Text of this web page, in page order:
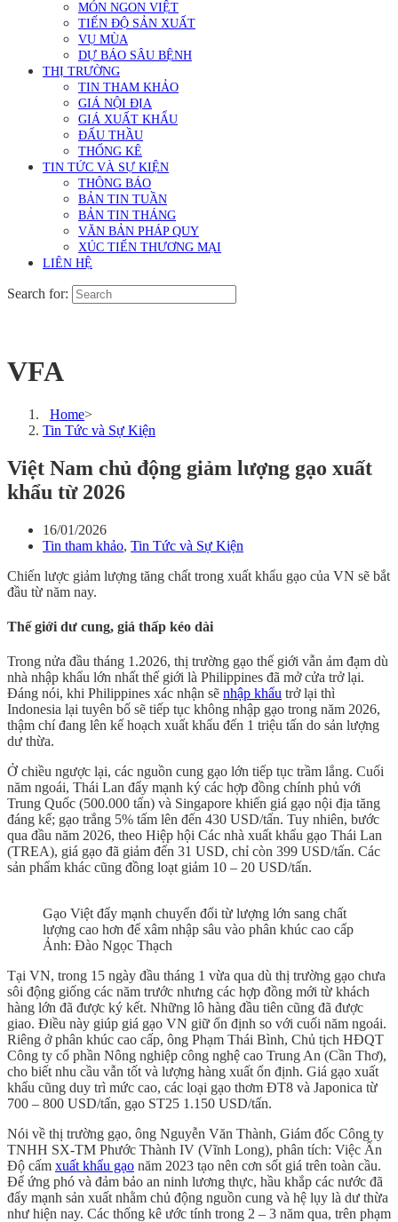
MÓN NGON VIỆT
TIẾN ĐỘ SẢN XUẤT
VỤ MÙA
DỰ BÁO SÂU BỆNH
THỊ TRƯỜNG
TIN THAM KHẢO
GIÁ NỘI ĐỊA
GIÁ XUẤT KHẨU
ĐẤU THẦU
THỐNG KÊ
TIN TỨC VÀ SỰ KIỆN
THÔNG BÁO
BẢN TIN TUẦN
BẢN TIN THÁNG
VĂN BẢN PHÁP QUY
XÚC TIẾN THƯƠNG MẠI
LIÊN HỆ
Search for:
VFA
Home>
Tin Tức và Sự Kiện
Việt Nam chủ động giảm lượng gạo xuất
khẩu từ 2026
16/01/2026
Tin tham khảo, Tin Tức và Sự Kiện
Chiến lược giảm lượng tăng chất trong xuất khẩu gạo của VN sẽ bắt
đầu từ năm nay.
Thế giới dư cung, giá thấp kéo dài
Trong nửa đầu tháng 1.2026, thị trường gạo thế giới vẫn ảm đạm dù
nhà nhập khẩu lớn nhất thế giới là Philippines đã mở cửa trở lại.
Đáng nói, khi Philippines xác nhận sẽ nhập khẩu trở lại thì
Indonesia lại tuyên bố sẽ tiếp tục không nhập gạo trong năm 2026,
thậm chí đang lên kế hoạch xuất khẩu đến 1 triệu tấn do sản lượng
dư thừa.
Ở chiều ngược lại, các nguồn cung gạo lớn tiếp tục trầm lắng. Cuối
năm ngoái, Thái Lan đẩy mạnh ký các hợp đồng chính phủ với
Trung Quốc (500.000 tấn) và Singapore khiến giá gạo nội địa tăng
đáng kể; gạo trắng 5% tấm lên đến 430 USD/tấn. Tuy nhiên, bước
qua đầu năm 2026, theo Hiệp hội Các nhà xuất khẩu gạo Thái Lan
(TREA), giá gạo đã giảm đến 31 USD, chỉ còn 399 USD/tấn. Các
sản phẩm khác cũng đồng loạt giảm 10 – 20 USD/tấn.
Gạo Việt đẩy mạnh chuyển đổi từ lượng lớn sang chất
lượng cao hơn để xâm nhập sâu vào phân khúc cao cấp
Ảnh: Đào Ngọc Thạch
Tại VN, trong 15 ngày đầu tháng 1 vừa qua dù thị trường gạo chưa
sôi động giống các năm trước nhưng các hợp đồng mới từ khách
hàng lớn đã được ký kết. Những lô hàng đầu tiên cũng đã được
giao. Điều này giúp giá gạo VN giữ ổn định so với cuối năm ngoái.
Riêng ở phân khúc cao cấp, ông Phạm Thái Bình, Chủ tịch HĐQT
Công ty cổ phần Nông nghiệp công nghệ cao Trung An (Cần Thơ),
cho biết nhu cầu vẫn tốt và lượng hàng xuất ổn định. Giá gạo xuất
khẩu cũng duy trì mức cao, các loại gạo thơm ĐT8 và Japonica từ
700 – 800 USD/tấn, gạo ST25 1.150 USD/tấn.
Nói về thị trường gạo, ông Nguyễn Văn Thành, Giám đốc Công ty
TNHH SX-TM Phước Thành IV (Vĩnh Long), phân tích: Việc Ấn
Độ cấm xuất khẩu gạo năm 2023 tạo nên cơn sốt giá trên toàn cầu.
Để ứng phó và đảm bảo an ninh lương thực, hầu khắp các nước đã
đẩy mạnh sản xuất nhằm chủ động nguồn cung và hệ lụy là dư thừa
như hiện nay. Các thống kê ước tính trong 2 – 3 năm qua, trên phạm